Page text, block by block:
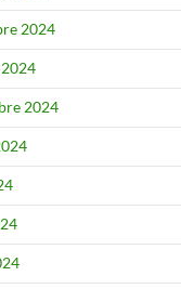
2024
2024